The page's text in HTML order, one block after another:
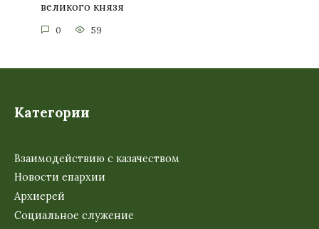
великого князя
0 59
Категории
Взаимодействию с казачеством
Новости епархии
Архиерей
Социальное служение